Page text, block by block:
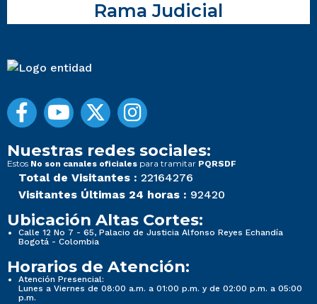
Rama Judicial
Nuestras redes sociales:
Estos No son canales oficiales para tramitar PQRSDF
Total de Visitantes : 22164276
Visitantes Últimas 24 horas : 92420
Ubicación Altas Cortes:
Calle 12 No 7 - 65, Palacio de Justicia Alfonso Reyes Echandía
Bogotá - Colombia
Horarios de Atención:
Atención Presencial:
Lunes a Viernes de 08:00 a.m. a 01:00 p.m. y de 02:00 p.m. a 05:00
p.m.